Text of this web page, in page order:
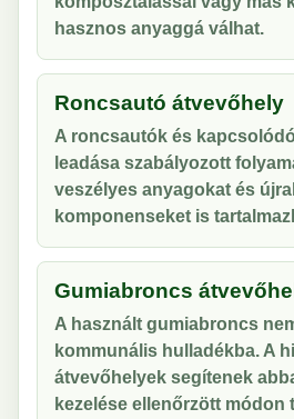
hasznos anyaggá válhat.
Roncsautó átvevőhely
A roncsautók és
leadása szabályozott
veszélyes anyagokat és
komponenseket is
Gumiabroncs
A használt gumiabroncs
kommunális hulladékba. A
átvevőhelyek segítenek
kezelése ellenőrzött módon